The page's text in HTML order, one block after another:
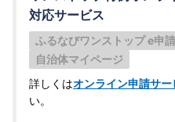
対応サービス
ふるなびワンストップ e申請
自治体マイページ
詳しくはオンライン申請サ
い。